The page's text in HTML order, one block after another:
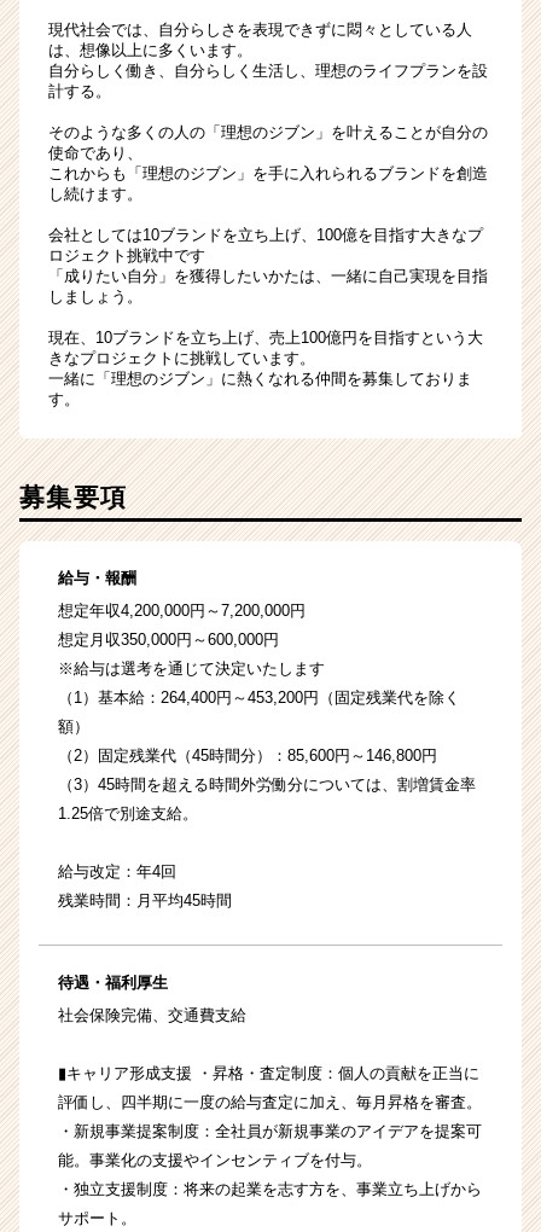
現代社会では、自分らしさを表現できずに悶々としている人
は、想像以上に多くいます。
自分らしく働き、自分らしく生活し、理想のライフプランを設
計する。
そのような多くの人の「理想のジブン」を叶えることが自分の
使命であり、
これからも「理想のジブン」を手に入れられるブランドを創造
し続けます。
会社としては10ブランドを立ち上げ、100億を目指す大きなプ
ロジェクト挑戦中です
「成りたい自分」を獲得したいかたは、一緒に自己実現を目指
しましょう。
現在、10ブランドを立ち上げ、売上100億円を目指すという大
きなプロジェクトに挑戦しています。
一緒に「理想のジブン」に熱くなれる仲間を募集しておりま
す。
募集要項
給与・報酬
想定年収4,200,000円～7,200,000円
想定月収350,000円～600,000円
※給与は選考を通じて決定いたします
（1）基本給：264,400円～453,200円（固定残業代を除く
額）
（2）固定残業代（45時間分）：85,600円～146,800円
（3）45時間を超える時間外労働分については、割増賃金率
1.25倍で別途支給。
給与改定：年4回
残業時間：月平均45時間
待遇・福利厚生
社会保険完備、交通費支給
▮キャリア形成支援 ・昇格・査定制度：個人の貢献を正当に
評価し、四半期に一度の給与査定に加え、毎月昇格を審査。
・新規事業提案制度：全社員が新規事業のアイデアを提案可
能。事業化の支援やインセンティブを付与。
・独立支援制度：将来の起業を志す方を、事業立ち上げから
サポート。